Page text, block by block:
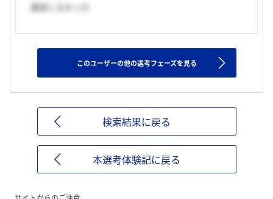
面談しなかった
このユーザーの他の選考フェーズを見る
検索結果に戻る
本選考体験記に戻る